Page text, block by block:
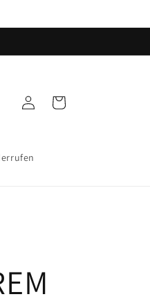
EinloggenWarenkorb